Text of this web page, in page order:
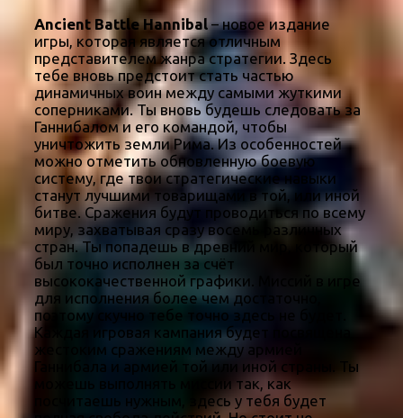
Ancient Battle Hannibal– новое издание
игры, которая является отличным
представителем жанра стратегии. Здесь
тебе вновь предстоит стать частью
динамичных воин между самыми жуткими
соперниками. Ты вновь будешь следовать за
Ганнибалом и его командой, чтобы
уничтожить земли Рима. Из особенностей
можно отметить обновленную боевую
систему, где твои стратегические навыки
станут лучшими товарищами в той, или иной
битве. Сражения будут проводиться по всему
миру, захватывая сразу восемь различных
стран. Ты попадешь в древний мир, который
был точно исполнен за счёт
высококачественной графики. Миссий в игре
для исполнения более чем достаточно,
поэтому скучно тебе точно здесь не будет.
Каждая игровая кампания будет посвящена
жестоким сражениям между армией
Ганнибала и армией той или иной страны. Ты
можешь выполнять миссии так, как
посчитаешь нужным, здесь у тебя будет